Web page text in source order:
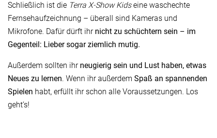
Schließlich ist die Terra X-Show Kidseine waschechte
Fernsehaufzeichnung – überall sind Kameras und
Mikrofone. Dafür dürft ihr nicht zu schüchtern sein – im
Gegenteil: Lieber sogar ziemlich mutig.
Außerdem sollten ihr neugierig sein und Lust haben, etwas
Neues zu lernen. Wenn ihr außerdem Spaß an spannenden
Spielen habt, erfüllt ihr schon alle Voraussetzungen. Los
geht’s!